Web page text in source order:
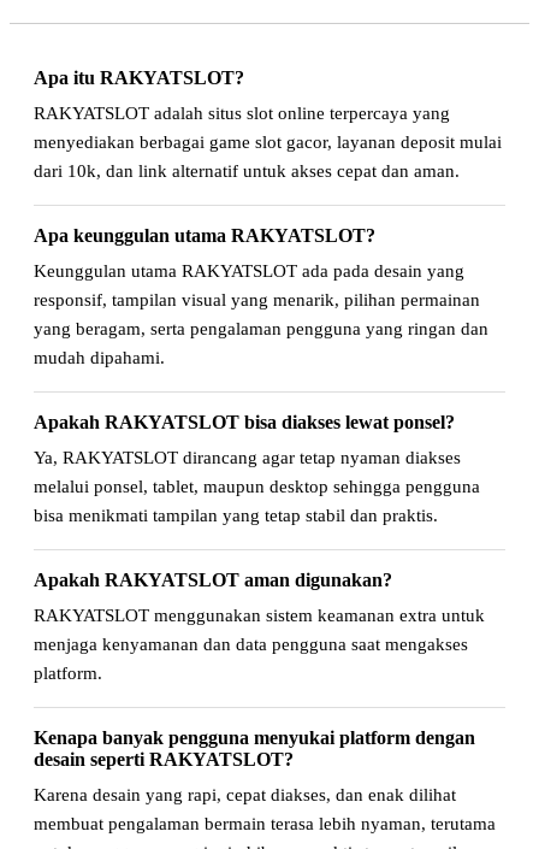
Apa itu RAKYATSLOT?
RAKYATSLOT adalah situs slot online terpercaya yang
menyediakan berbagai game slot gacor, layanan deposit mulai
dari 10k, dan link alternatif untuk akses cepat dan aman.
Apa keunggulan utama RAKYATSLOT?
Keunggulan utama RAKYATSLOT ada pada desain yang
responsif, tampilan visual yang menarik, pilihan permainan
yang beragam, serta pengalaman pengguna yang ringan dan
mudah dipahami.
Apakah RAKYATSLOT bisa diakses lewat ponsel?
Ya, RAKYATSLOT dirancang agar tetap nyaman diakses
melalui ponsel, tablet, maupun desktop sehingga pengguna
bisa menikmati tampilan yang tetap stabil dan praktis.
Apakah RAKYATSLOT aman digunakan?
RAKYATSLOT menggunakan sistem keamanan extra untuk
menjaga kenyamanan dan data pengguna saat mengakses
platform.
Kenapa banyak pengguna menyukai platform dengan
desain seperti RAKYATSLOT?
Karena desain yang rapi, cepat diakses, dan enak dilihat
membuat pengalaman bermain terasa lebih nyaman, terutama